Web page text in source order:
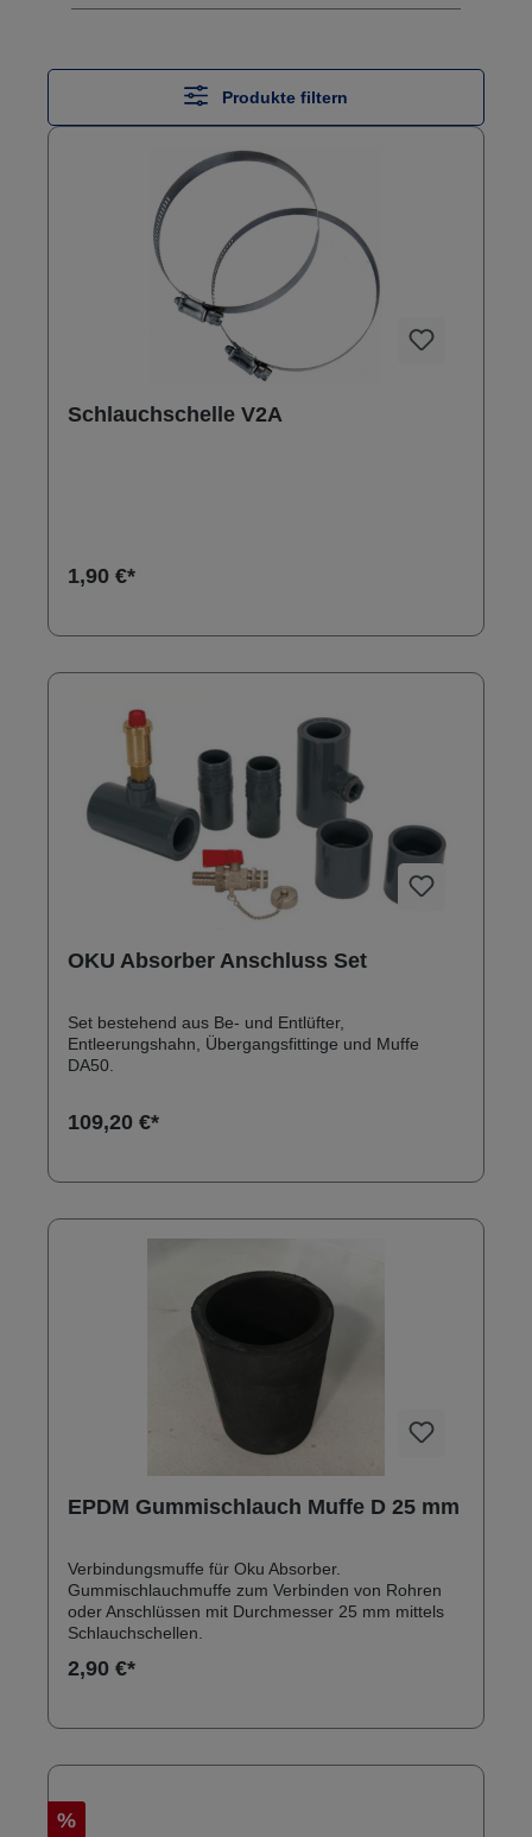
Produkte filtern
Schlauchschelle V2A
1,90 €*
OKU Absorber Anschluss Set
Set bestehend aus Be- und Entlüfter,
Entleerungshahn, Übergangsfittinge und Muffe
DA50.
109,20 €*
EPDM Gummischlauch Muffe D 25 mm
Verbindungsmuffe für Oku Absorber.
Gummischlauchmuffe zum Verbinden von Rohren
oder Anschlüssen mit Durchmesser 25 mm mittels
Schlauchschellen.
2,90 €*
%